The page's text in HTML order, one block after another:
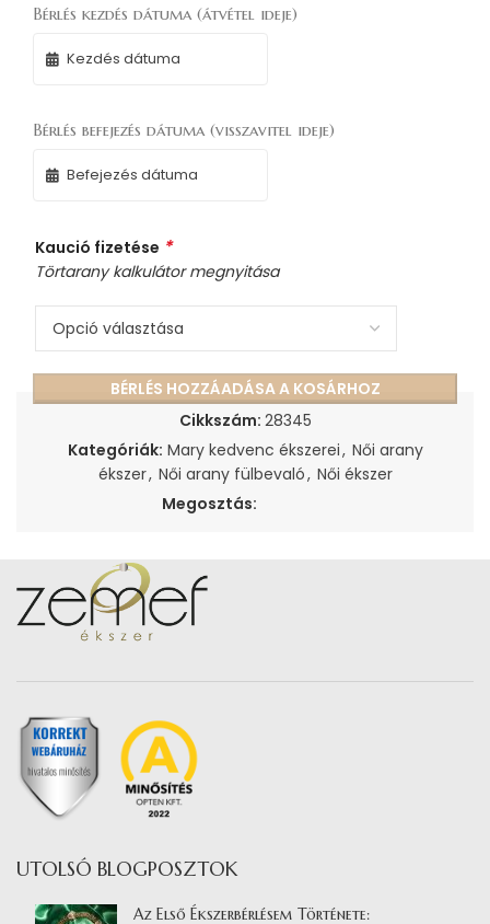
Bérlés kezdés dátuma (átvétel ideje)
Bérlés befejezés dátuma (visszavitel ideje)
Kaució fizetése *
Törtarany kalkulátor megnyitása
BÉRLÉS HOZZÁADÁSA A KOSÁRHOZ
Cikkszám: 28345
Kategóriák: Mary kedvenc ékszerei, Női arany
ékszer, Női arany fülbevaló, Női ékszer
Megosztás:
UTOLSÓ BLOGPOSZTOK
Az Első Ékszerbérlésem Története: